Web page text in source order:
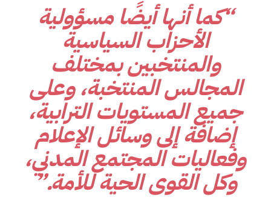
“كما أنها أيضًا مسؤولية
الأحزاب السياسية
والمنتخبين بمختلف
المجالس المنتخبة، وعلى
جميع المستويات الترابية،
إضافة إلى وسائل الإعلام
وفعاليات المجتمع المدني،
وكل القوى الحية للأمة.”